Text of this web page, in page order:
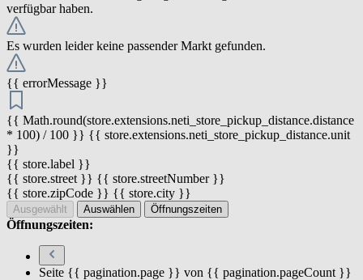
verfügbar haben.
Es wurden leider keine passender Markt gefunden.
{{ errorMessage }}
{{ Math.round(store.extensions.neti_store_pickup_distance.distance
* 100) / 100 }} {{ store.extensions.neti_store_pickup_distance.unit
}}
{{ store.label }}
{{ store.street }} {{ store.streetNumber }}
{{ store.zipCode }} {{ store.city }}
Ausgewählt Auswählen Öffnungszeiten
Öffnungszeiten:
Seite {{ pagination.page }} von {{ pagination.pageCount }}